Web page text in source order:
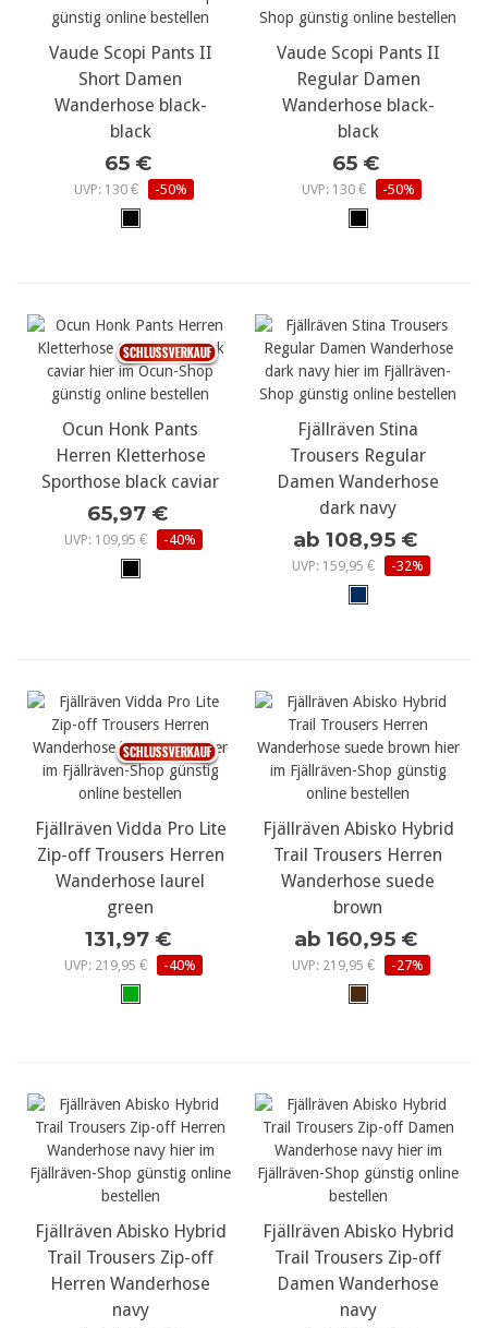
Vaude Scopi Pants II
Short Damen
Wanderhose black-
black
65 €
UVP: 130 € -50%
Vaude Scopi Pants II
Regular Damen
Wanderhose black-
black
65 €
UVP: 130 € -50%
Ocun Honk Pants
Herren Kletterhose
Sporthose black caviar
65,97 €
UVP: 109,95 € -40%
Fjällräven Stina
Trousers Regular
Damen Wanderhose
dark navy
ab 108,95 €
UVP: 159,95 € -32%
Fjällräven Vidda Pro Lite
Zip-off Trousers Herren
Wanderhose laurel
green
131,97 €
UVP: 219,95 € -40%
Fjällräven Abisko Hybrid
Trail Trousers Herren
Wanderhose suede
brown
ab 160,95 €
UVP: 219,95 € -27%
Fjällräven Abisko Hybrid
Trail Trousers Zip-off
Herren Wanderhose
navy
Fjällräven Abisko Hybrid
Trail Trousers Zip-off
Damen Wanderhose
navy